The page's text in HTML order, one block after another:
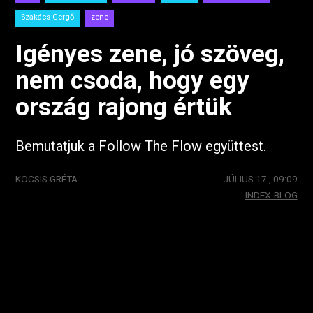
Szakács Gergő zene
Igényes zene, jó szöveg,
nem csoda, hogy egy
ország rajong értük
Bemutatjuk a Follow The Flow együttest.
KOCSIS GRÉTA
JÚLIUS 17., 09:09
INDEX-BLOG